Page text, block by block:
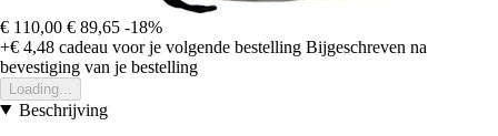
€ 110,00 € 89,65 -18%
+€ 4,48 cadeau voor je volgende bestelling Bijgeschreven na
bevestiging van je bestelling
Loading...
Beschrijving